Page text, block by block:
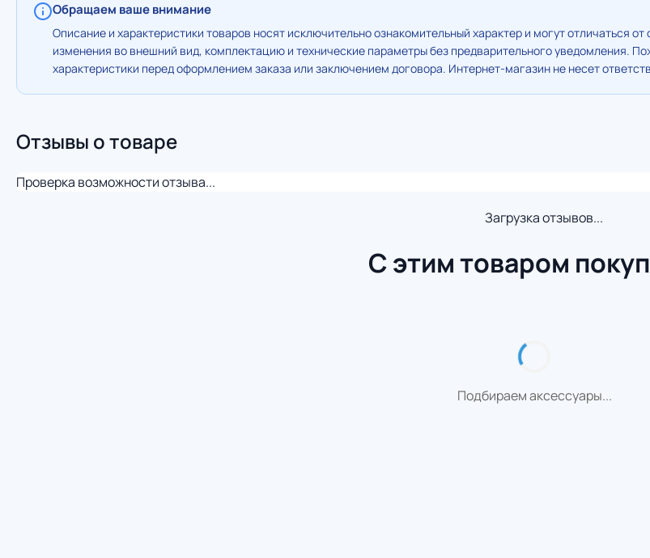
Обращаем ваше внимание
Описание и характеристики товаров носят исключительно ознакомительный характер и могут отличаться
изменения во внешний вид, комплектацию и технические параметры без предварительного уведомления.
характеристики перед оформлением заказа или заключением договора. Интернет-магазин не несет
Отзывы о товаре
Проверка возможности отзыва...
Загрузка отзывов...
С этим товаром
Подбираем аксессуары...